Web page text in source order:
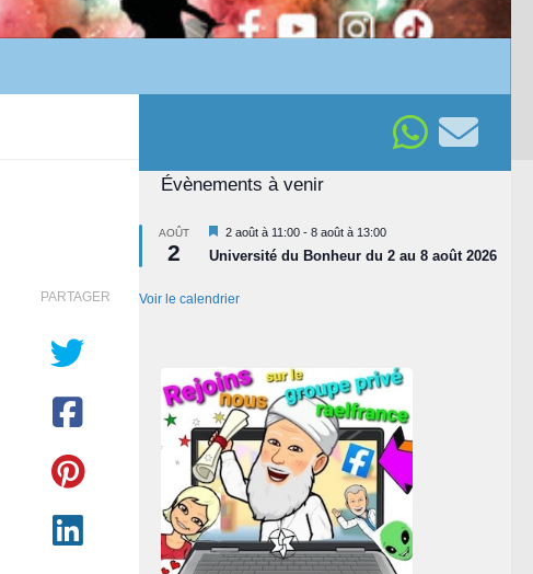
PARTAGER
Évènements à venir
AOÛT
2
Mis
en
avant
2 août à 11:00 - 8 août à 13:00
Université du Bonheur du 2 au 8 août 2026
Voir le calendrier